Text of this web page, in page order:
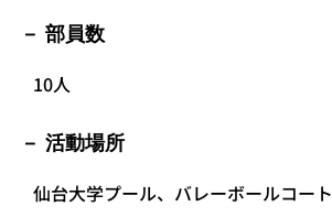
部員数
10人
活動場所
仙台大学プール、バレーボールコート